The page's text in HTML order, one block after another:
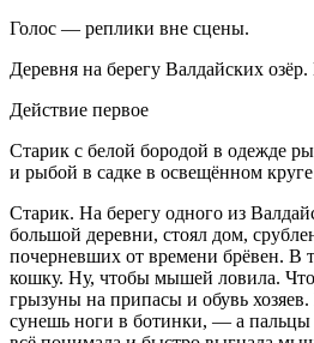
Голос — реплики вне сцены.
Деревня на берегу Валдайских
Действие первое
Старик с белой бородой в одежде
и рыбой в садке в освещённом
Старик. На берегу одного из
большой деревни, стоял дом,
почерневших от времени брёвен. В
кошку. Ну, чтобы мышей ловила.
грызуны на припасы и обувь
сунешь ноги в ботинки, — а пальцы